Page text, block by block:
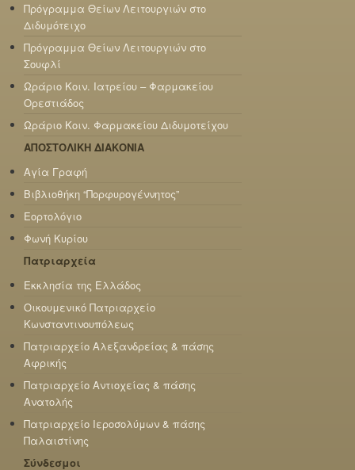
Πρόγραμμα Θείων Λειτουργιών στο
Διδυμότειχο
Πρόγραμμα Θείων Λειτουργιών στο
Σουφλί
Ωράριο Κοιν. Ιατρείου – Φαρμακείου
Ορεστιάδος
Ωράριο Κοιν. Φαρμακείου Διδυμοτείχου
ΑΠΟΣΤΟΛΙΚΗ ΔΙΑΚΟΝΙΑ
Αγία Γραφή
Βιβλιοθήκη “Πορφυρογέννητος”
Εορτολόγιο
Φωνή Κυρίου
Πατριαρχεία
Εκκλησία της Ελλάδος
Οικουμενικό Πατριαρχείο
Κωνσταντινουπόλεως
Πατριαρχείο Αλεξανδρείας & πάσης
Αφρικής
Πατριαρχείο Αντιοχείας & πάσης
Ανατολής
Πατριαρχείο Ιεροσολύμων & πάσης
Παλαιστίνης
Σύνδεσμοι